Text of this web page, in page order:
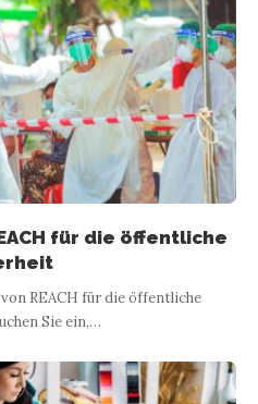
für die öffentliche
REACH für die öffentliche
Sie ein,…